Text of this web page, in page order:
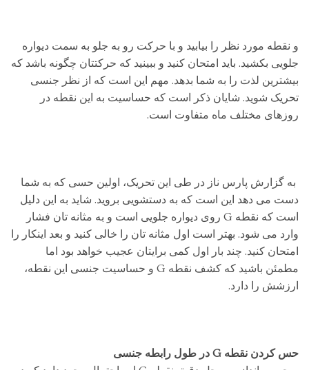
و نقطه مورد نظر را بیابید و با حرکت رو به جلو به سمت دیواره
جلویی بکشید. باید امتحان کنید و ببینید که حرکتتان چگونه باشد که
بیشترین لذت را به شما بدهد. مهم این است که از نظر جنسی
تحریک شوید. شایان ذکر است که حساسیت به این نقطه در
روزهای مختلف ماه متفاوت است.
به گزارش پارس ناز در طی این تحریک، اولین حسی که به شما
دست می دهد این است که به دستشویی بروید. شاید به این دلیل
است که نقطه G روی دیواره جلویی است و به مثانه تان فشار
وارد می شود. بهتر است اول مثانه تان را خالی کنید و بعد اینکار را
امتحان کنید. چند بار اول کمی برایتان عجیب خواهد بود اما
مطمئن باشید که کشف نقطه G و حساسیت جنسی این نقطه،
ارزشش را دارد.
حس کردن نقطه G در طول رابطه جنسی